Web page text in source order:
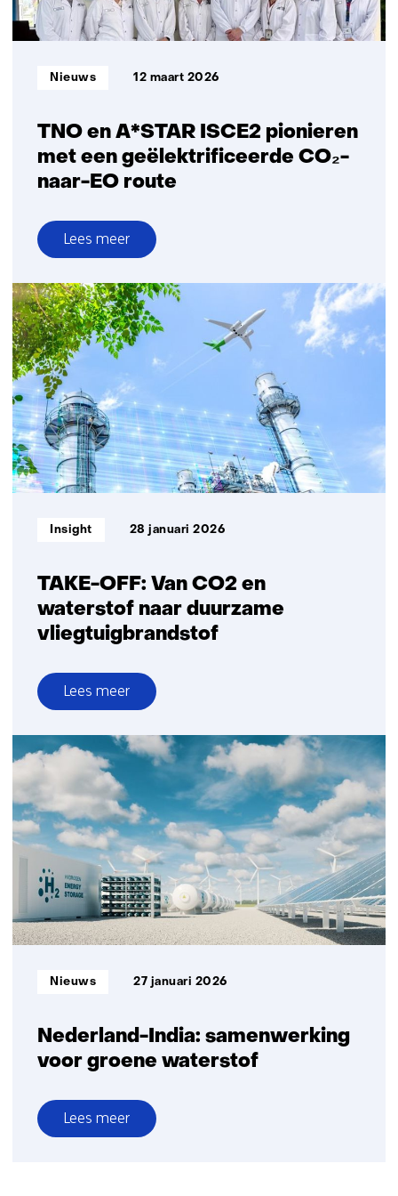
TNO en A*STAR ISCE2 pionieren
met een geëlektrificeerde CO₂-
naar-EO route
Informatietype:
Nieuws 12 maart 2026
Lees meer
over
TNO
en
A*STAR
ISCE2
pionieren
met
een
geëlektrificeerde
CO₂-
naar-
EO
TAKE-OFF: Van CO2 en
waterstof naar duurzame
vliegtuigbrandstof
Informatietype:
Insight 28 januari 2026
Lees meer
over
TAKE-
OFF:
Van
CO2
en
waterstof
naar
duurzame
vliegtuigbrandstof
Nederland-India: samenwerking
voor groene waterstof
Informatietype:
Nieuws 27 januari 2026
Lees meer
over